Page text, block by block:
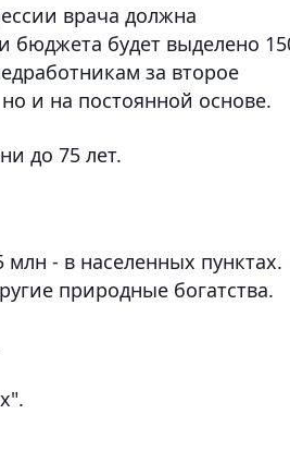
врача должна
бюджета будет выделено
за второе
и на постоянной основе.
до 75 лет.
млн - в населенных пунктах.
природные богатства.